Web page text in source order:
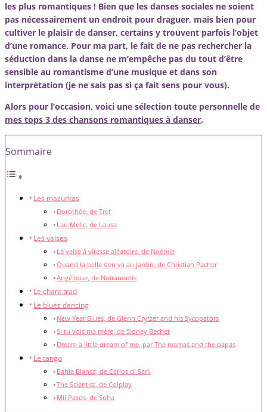
les plus romantiques ! Bien que les danses sociales ne soient
pas nécessairement un endroit pour draguer, mais bien pour
cultiver le plaisir de danser, certains y trouvent parfois l’objet
d’une romance. Pour ma part, le fait de ne pas rechercher la
séduction dans la danse ne m’empêche pas du tout d’être
sensible au romantisme d’une musique et dans son
interprétation (je ne sais pas si ça fait sens pour vous).
Alors pour l’occasion, voici une sélection toute personnelle de
mes tops 3 des chansons romantiques à danser.
Sommaire
Les mazurkas
Dorothée, de Tref
Lau Melic, de Lausa
Les valses
La valse à vitesse aléatoire, de Noémie
Quand la belle s’en va au jardin, de Christian Pacher
Angélique, de Noiranomis
Le chant trad
Le blues dancing
New Year Blues, de Glenn Crytzer and his Sycopators
Si tu vois ma mère, de Sidney Bechet
Dream a little dream of me, par The mamas and the papas
Le tango
Bahia Blanca, de Carlos di Sarli
The Scientist, de Colplay
Mil Pasos, de Soha